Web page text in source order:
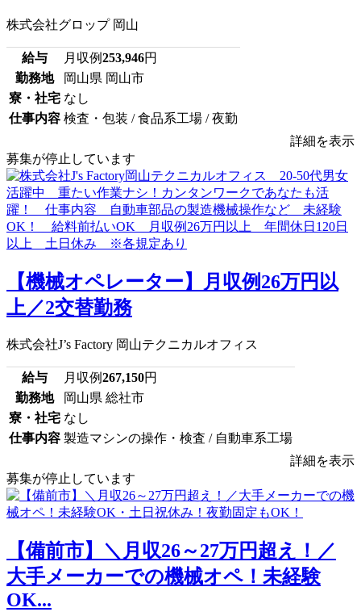
株式会社グロップ 岡山
給与 月収例253,946円
勤務地
岡山県 岡山市
寮・社宅 なし
仕事内容 検査・包装 / 食品系工場 / 夜勤
詳細を表示
募集が停止しています
【機械オペレーター】月収例26万円以
上／2交替勤務
株式会社J’s Factory 岡山テクニカルオフィス
給与 月収例267,150円
勤務地
岡山県 総社市
寮・社宅 なし
仕事内容 製造マシンの操作・検査 / 自動車系工場
詳細を表示
募集が停止しています
【備前市】＼月収26～27万円超え！／
大手メーカーでの機械オペ！未経験
OK...